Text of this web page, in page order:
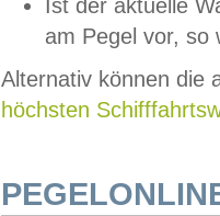
Ist der aktuelle
am Pegel vor,
Alternativ können die
höchsten